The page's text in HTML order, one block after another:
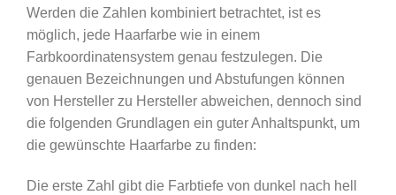
Werden die Zahlen kombiniert betrachtet, ist es
möglich, jede Haarfarbe wie in einem
Farbkoordinatensystem genau festzulegen. Die
genauen Bezeichnungen und Abstufungen können
von Hersteller zu Hersteller abweichen, dennoch sind
die folgenden Grundlagen ein guter Anhaltspunkt, um
die gewünschte Haarfarbe zu finden:
Die erste Zahl gibt die Farbtiefe von dunkel nach hell